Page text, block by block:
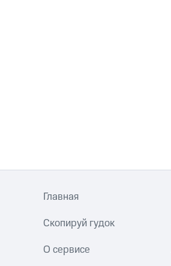
Главная
Скопируй гудок
О сервисе